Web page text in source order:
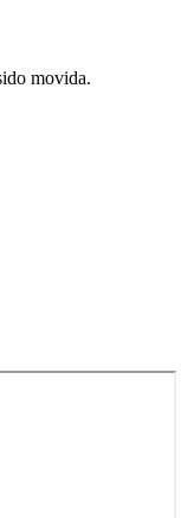
movida.